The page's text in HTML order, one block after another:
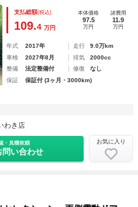
トエアコン Ｂｌｕｅｔｏ
支払総額(税込)
109.4 万円
本体価格
97.5
万円
諸費用
11.9
万円
年式 2017年 走行
9.0万km
車検
2027年8月 排気
2000cc
整備
法定整備付 修復
なし
保証
保証付 (3ヶ月・3000km)
わき店
・見積依頼
問い合わせ
お気に入り